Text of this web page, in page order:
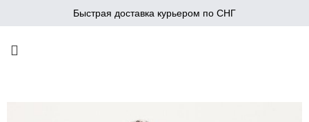
Быстрая доставка курьером по СНГ